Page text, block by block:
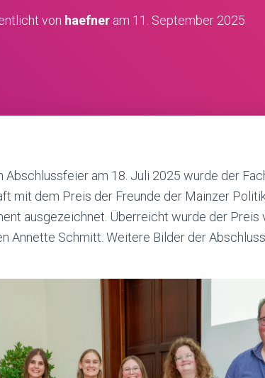
von haefner am 11. September 2025
Abschlussfeier am 18. Juli 2025 wurde der
mit dem Preis der Freunde der Mainzer
ausgezeichnet. Überreicht wurde der Preis
Annette Schmitt. Weitere Bilder der